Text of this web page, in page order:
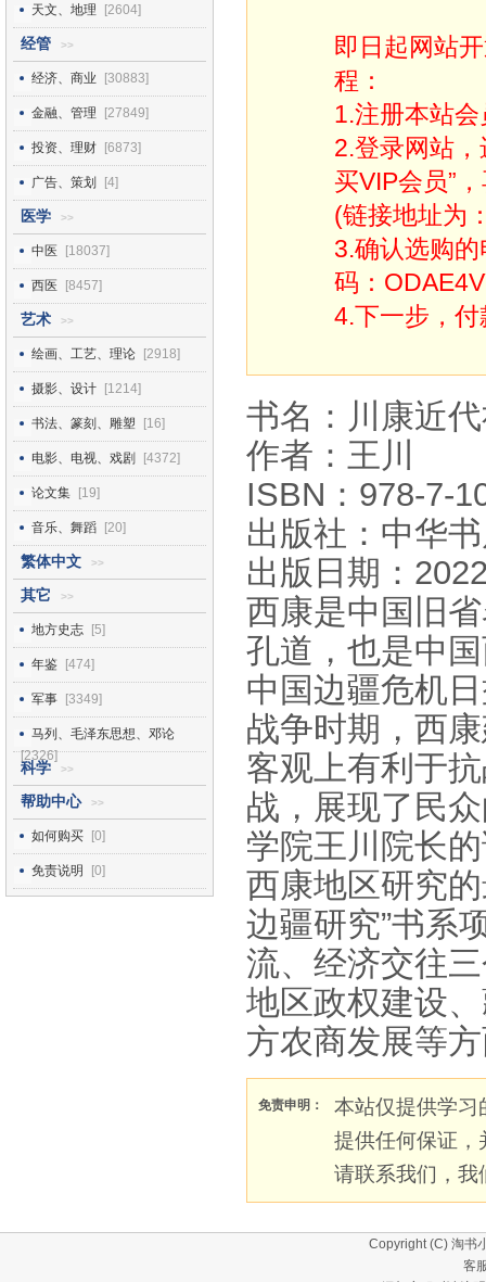
天文、地理 [2604]
经管 >>
经济、商业 [30883]
金融、管理 [27849]
投资、理财 [6873]
广告、策划 [4]
医学 >>
中医 [18037]
西医 [8457]
艺术 >>
绘画、工艺、理论 [2918]
摄影、设计 [1214]
书法、篆刻、雕塑 [16]
电影、电视、戏剧 [4372]
论文集 [19]
音乐、舞蹈 [20]
繁体中文 >>
其它 >>
地方史志 [5]
年鉴 [474]
军事 [3349]
马列、毛泽东思想、邓论
[2326]
科学 >>
帮助中心 >>
如何购买 [0]
免责说明 [0]
即日起网站
程：
1.注册本站会
2.登录网站，
买VIP会员”
(链接地址为
3.确认选购
码：
4.下一步，
书名：川康近
作者：王川
ISBN：978-7-
出版社：中华
出版日期：
西康是中国旧
孔道，也是中
中国边疆危机
战争时期，西
客观上有利于
战，展现了民
学院王川院长
西康地区研究
边疆研究”书系
流、经济交往
地区政权建设
方农商发展等
免责申明：
本站仅提供学习
提供任何保证，
请联系我们，我
Copyright (C) 淘书
客